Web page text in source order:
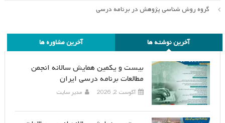
گروه روش شناسی پژوهش در برنامه درسی
آخرین نوشته ها آخرین مشاوره ها
بیست و یکمین همایش سالانه انجمن
مطالعات برنامه درسی ایران
آگوست 2, 2026 مدیر سایت